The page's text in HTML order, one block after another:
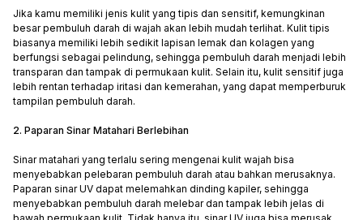
Jika kamu memiliki jenis kulit yang tipis dan sensitif, kemungkinan
besar pembuluh darah di wajah akan lebih mudah terlihat. Kulit tipis
biasanya memiliki lebih sedikit lapisan lemak dan kolagen yang
berfungsi sebagai pelindung, sehingga pembuluh darah menjadi lebih
transparan dan tampak di permukaan kulit. Selain itu, kulit sensitif juga
lebih rentan terhadap iritasi dan kemerahan, yang dapat memperburuk
tampilan pembuluh darah.
2. Paparan Sinar Matahari Berlebihan
Sinar matahari yang terlalu sering mengenai kulit wajah bisa
menyebabkan pelebaran pembuluh darah atau bahkan merusaknya.
Paparan sinar UV dapat melemahkan dinding kapiler, sehingga
menyebabkan pembuluh darah melebar dan tampak lebih jelas di